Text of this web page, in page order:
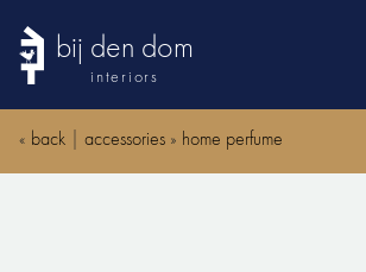
bij den dom
interiors
products
« back accessories » home perfume